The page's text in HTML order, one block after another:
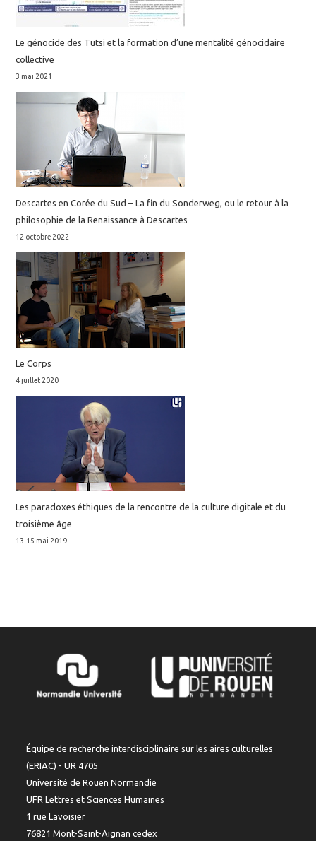
Le génocide des Tutsi et la formation d’une mentalité génocidaire
collective
3 mai 2021
Descartes en Corée du Sud – La fin du Sonderweg, ou le retour à la
philosophie de la Renaissance à Descartes
12 octobre 2022
Le Corps
4 juillet 2020
Les paradoxes éthiques de la rencontre de la culture digitale et du
troisième âge
13-15 mai 2019
Équipe de recherche interdisciplinaire sur les aires culturelles
(ERIAC) - UR 4705
Université de Rouen Normandie
UFR Lettres et Sciences Humaines
1 rue Lavoisier
76821 Mont-Saint-Aignan cedex